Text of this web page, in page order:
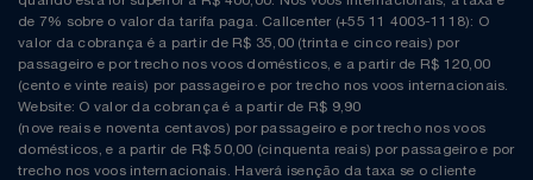
de 7% sobre o valor da tarifa paga. Callcenter (+55 11 4003-1118): O
valor da cobrança é a partir de R$ 35,00 (trinta e cinco reais) por
passageiro e por trecho nos voos domésticos, e a partir de R$ 120,00
(cento e vinte reais) por passageiro e por trecho nos voos internacionais.
Website: O valor da cobrança é a partir de R$ 9,90
(nove reais e noventa centavos) por passageiro e por trecho nos voos
domésticos, e a partir de R$ 50,00 (cinquenta reais) por passageiro e por
trecho nos voos internacionais. Haverá isenção da taxa se o cliente